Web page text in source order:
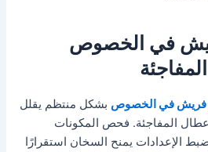
في الخصوص
فريش في الخصوص بشكل منتظم يقلل
المفاجئة. فحص المكونات
الإعدادات يمنح السخان استقرارًا